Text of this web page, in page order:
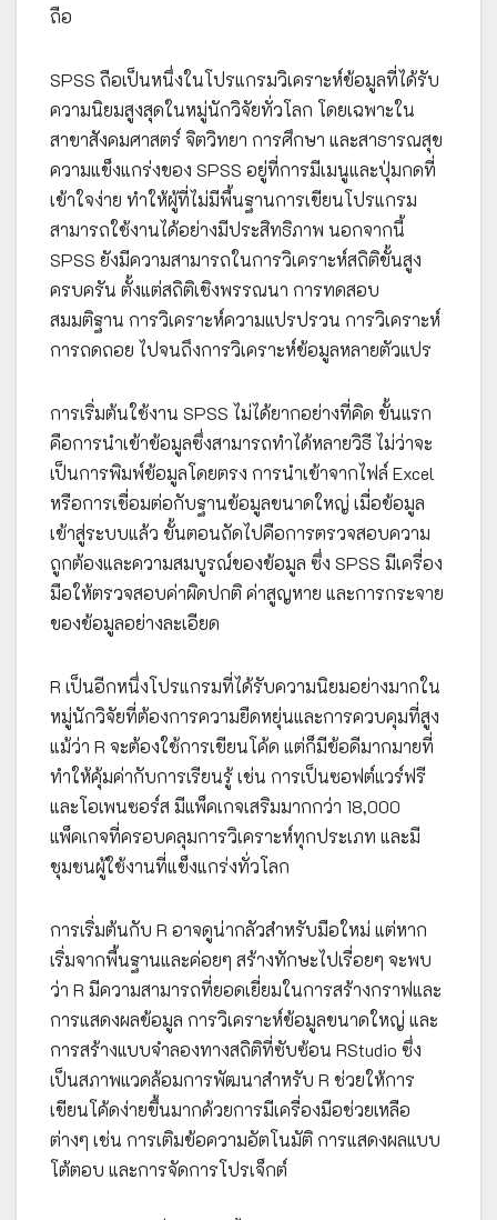
ถือ
SPSS ถือเป็นหนึ่งในโปรแกรมวิเคราะห์ข้อมูลที่ได้รับ
ความนิยมสูงสุดในหมู่นักวิจัยทั่วโลก โดยเฉพาะใน
สาขาสังคมศาสตร์ จิตวิทยา การศึกษา และสาธารณสุข
ความแข็งแกร่งของ SPSS อยู่ที่การมีเมนูและปุ่มกดที่
เข้าใจง่าย ทำให้ผู้ที่ไม่มีพื้นฐานการเขียนโปรแกรม
สามารถใช้งานได้อย่างมีประสิทธิภาพ นอกจากนี้
SPSS ยังมีความสามารถในการวิเคราะห์สถิติขั้นสูง
ครบครัน ตั้งแต่สถิติเชิงพรรณนา การทดสอบ
สมมติฐาน การวิเคราะห์ความแปรปรวน การวิเคราะห์
การถดถอย ไปจนถึงการวิเคราะห์ข้อมูลหลายตัวแปร
การเริ่มต้นใช้งาน SPSS ไม่ได้ยากอย่างที่คิด ขั้นแรก
คือการนำเข้าข้อมูลซึ่งสามารถทำได้หลายวิธี ไม่ว่าจะ
เป็นการพิมพ์ข้อมูลโดยตรง การนำเข้าจากไฟล์ Excel
หรือการเชื่อมต่อกับฐานข้อมูลขนาดใหญ่ เมื่อข้อมูล
เข้าสู่ระบบแล้ว ขั้นตอนถัดไปคือการตรวจสอบความ
ถูกต้องและความสมบูรณ์ของข้อมูล ซึ่ง SPSS มีเครื่อง
มือให้ตรวจสอบค่าผิดปกติ ค่าสูญหาย และการกระจาย
ของข้อมูลอย่างละเอียด
R เป็นอีกหนึ่งโปรแกรมที่ได้รับความนิยมอย่างมากใน
หมู่นักวิจัยที่ต้องการความยืดหยุ่นและการควบคุมที่สูง
แม้ว่า R จะต้องใช้การเขียนโค้ด แต่ก็มีข้อดีมากมายที่
ทำให้คุ้มค่ากับการเรียนรู้ เช่น การเป็นซอฟต์แวร์ฟรี
และโอเพนซอร์ส มีแพ็คเกจเสริมมากกว่า 18,000
แพ็คเกจที่ครอบคลุมการวิเคราะห์ทุกประเภท และมี
ชุมชนผู้ใช้งานที่แข็งแกร่งทั่วโลก
การเริ่มต้นกับ R อาจดูน่ากลัวสำหรับมือใหม่ แต่หาก
เริ่มจากพื้นฐานและค่อยๆ สร้างทักษะไปเรื่อยๆ จะพบ
ว่า R มีความสามารถที่ยอดเยี่ยมในการสร้างกราฟและ
การแสดงผลข้อมูล การวิเคราะห์ข้อมูลขนาดใหญ่ และ
การสร้างแบบจำลองทางสถิติที่ซับซ้อน RStudio ซึ่ง
เป็นสภาพแวดล้อมการพัฒนาสำหรับ R ช่วยให้การ
เขียนโค้ดง่ายขึ้นมากด้วยการมีเครื่องมือช่วยเหลือ
ต่างๆ เช่น การเติมข้อความอัตโนมัติ การแสดงผลแบบ
โต้ตอบ และการจัดการโปรเจ็กต์